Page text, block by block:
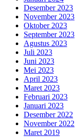
Desember 2023
November 2023
Oktober 2023
September 2023
Agustus 2023
Juli 2023
Juni 2023
Mei 2023
April 2023
Maret 2023
Februari 2023
Januari 2023
Desember 2022
November 2022
Maret 2019